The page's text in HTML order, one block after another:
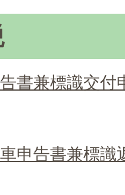
書兼標識交
申告書兼標